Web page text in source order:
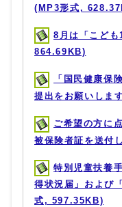
(MP3形式,
8月は「こど
864.69KB)
「国民健康保
提出をお願いしま
ご希望の方に
被保険者証を送付
特別児童扶養
得状況届」および
式, 597.35KB)